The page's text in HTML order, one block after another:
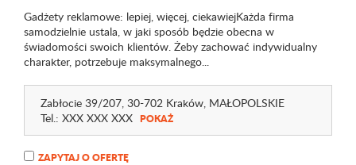
Gadżety reklamowe: lepiej, więcej, ciekawiejKażda firma
samodzielnie ustala, w jaki sposób będzie obecna w
świadomości swoich klientów. Żeby zachować indywidualny
charakter, potrzebuje maksymalnego...
Zabłocie 39/207, 30-702 Kraków, MAŁOPOLSKIE
Tel.: XXX XXX XXX POKAŻ
ZAPYTAJ O OFERTĘ